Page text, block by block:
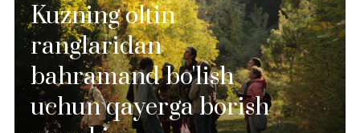
Kuzning oltin
ranglaridan
bahramand bo'lish
uchun qayerga borish